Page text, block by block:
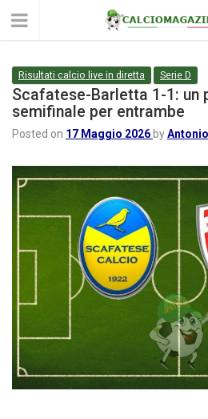
Risultati calcio live in diretta Serie D
Scafatese-Barletta 1-1: un
semifinale per entrambe
Posted on 17 Maggio 2026 by